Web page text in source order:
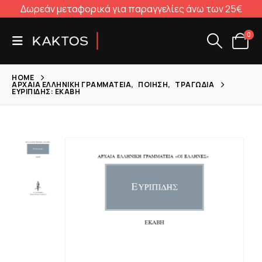
Δωρεάν μεταφορικά για παραγγελίες άνω των 25€
0
HOME
ΑΡΧΑΊΑ ΕΛΛΗΝΙΚΉ ΓΡΑΜΜΑΤΕΊΑ, ΠΟΊΗΣΗ, ΤΡΑΓΩΔΊΑ
ΕΥΡΙΠΊΔΗΣ: ΕΚΆΒΗ